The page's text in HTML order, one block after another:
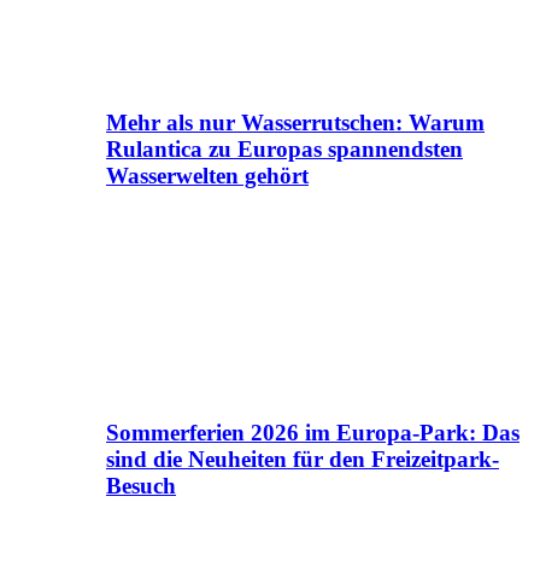
Mehr als nur Wasserrutschen: Warum
Rulantica zu Europas spannendsten
Wasserwelten gehört
Sommerferien 2026 im Europa-Park: Das
sind die Neuheiten für den Freizeitpark-
Besuch